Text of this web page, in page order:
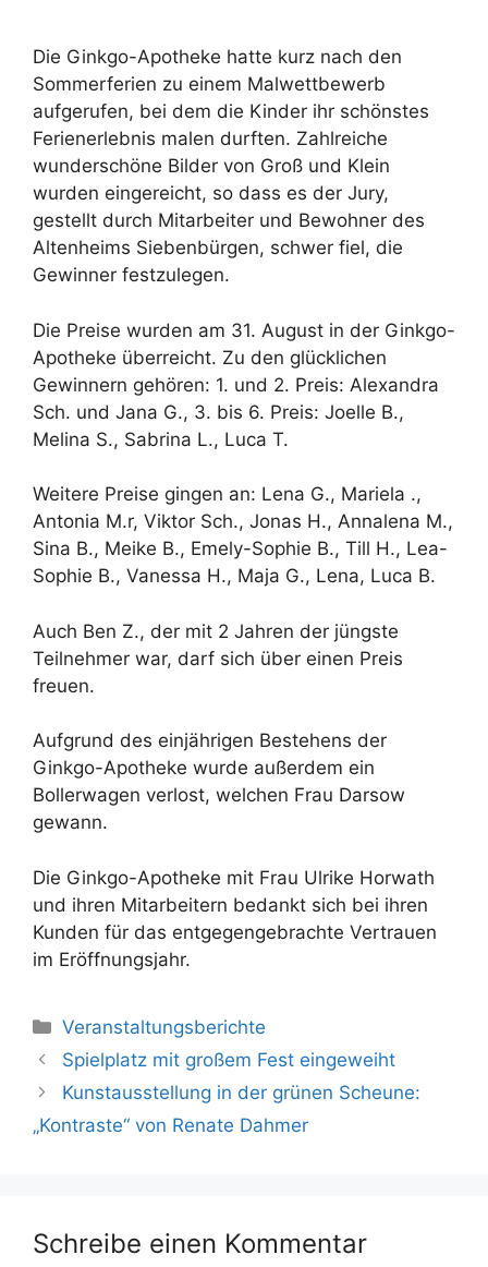
Die Ginkgo-Apotheke hatte kurz nach den
Sommerferien zu einem Malwettbewerb
aufgerufen, bei dem die Kinder ihr schönstes
Ferienerlebnis malen durften. Zahlreiche
wunderschöne Bilder von Groß und Klein
wurden eingereicht, so dass es der Jury,
gestellt durch Mitarbeiter und Bewohner des
Altenheims Siebenbürgen, schwer fiel, die
Gewinner festzulegen.
Die Preise wurden am 31. August in der Ginkgo-
Apotheke überreicht. Zu den glücklichen
Gewinnern gehören: 1. und 2. Preis: Alexandra
Sch. und Jana G., 3. bis 6. Preis: Joelle B.,
Melina S., Sabrina L., Luca T.
Weitere Preise gingen an: Lena G., Mariela .,
Antonia M.r, Viktor Sch., Jonas H., Annalena M.,
Sina B., Meike B., Emely-Sophie B., Till H., Lea-
Sophie B., Vanessa H., Maja G., Lena, Luca B.
Auch Ben Z., der mit 2 Jahren der jüngste
Teilnehmer war, darf sich über einen Preis
freuen.
Aufgrund des einjährigen Bestehens der
Ginkgo-Apotheke wurde außerdem ein
Bollerwagen verlost, welchen Frau Darsow
gewann.
Die Ginkgo-Apotheke mit Frau Ulrike Horwath
und ihren Mitarbeitern bedankt sich bei ihren
Kunden für das entgegengebrachte Vertrauen
im Eröffnungsjahr.
Kategorien
Veranstaltungsberichte
Spielplatz mit großem Fest eingeweiht
Kunstausstellung in der grünen Scheune:
„Kontraste“ von Renate Dahmer
Schreibe einen Kommentar